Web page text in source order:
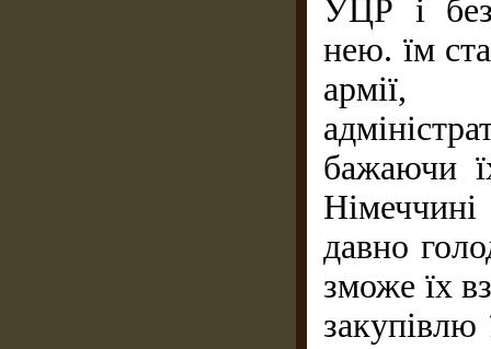
УЦР і
нею. їм
армії,
бажаючи
давно
зможе їх